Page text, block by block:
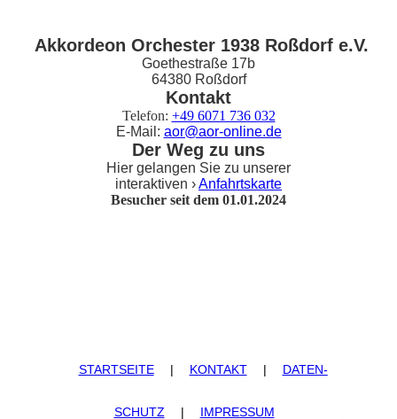
Akkordeon Orchester 1938 Roßdorf e.V.
Goethestraße 17b
64380 Roßdorf
Kontakt
Telefon: +49 6071 736 032
E-Mail: aor@aor-online.de
Der Weg zu uns
Hier gelangen Sie zu unserer
interaktiven ›Anfahrtskarte
Besucher seit dem 01.01.2024
STARTSEITE | KONTAKT | DATEN­
SCHUTZ | IMPRESSUM